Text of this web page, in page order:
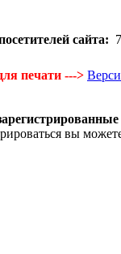
сайта:
печати --->
вы